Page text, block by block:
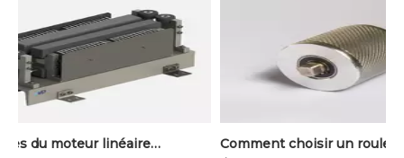
Avantages du moteur linéaire à aimant permanent pour les systèmes de tri à grande vitesse